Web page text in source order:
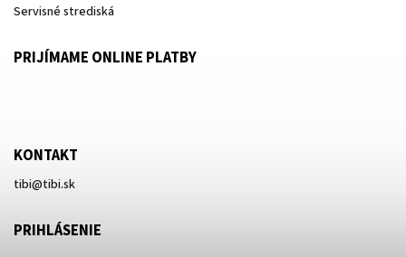
Servisné strediská
PRIJÍMAME ONLINE PLATBY
KONTAKT
tibi@tibi.sk
PRIHLÁSENIE